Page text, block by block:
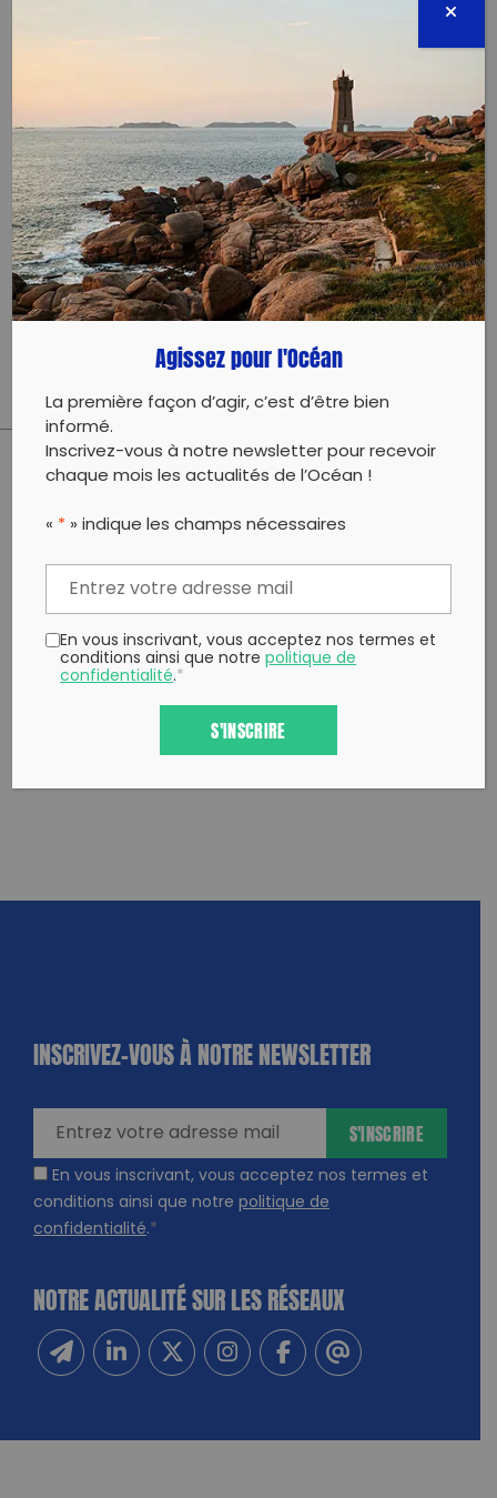
emeline.gonneau@planete-
Évènement proposé par :
Planète Sciences Mediterranée
Ramassage réalisé avec le jeune public ayant pour
objectif de les informer et les sensibiliser sur la
PARTAGER CET ARTICLE:
Partager sur Facebook
Copy to clipboard
INSCRIVEZ-VOUS À NOTRE NEWSLETTER
En vous inscrivant, vous acceptez nos termes et
conditions ainsi que notre politique de
confidentialité.*
S'INSCRIRE
NOTRE ACTUALITÉ SUR LES RÉSEAUX
Agissez pour l'Océan
La première façon d’agir, c’est d’être bien
informé.
Inscrivez-vous à notre newsletter pour recevoir
chaque mois les actualités de l’Océan !
« * » indique les champs nécessaires
En vous inscrivant, vous acceptez nos termes et
conditions ainsi que notrepolitique de
confidentialité.*
S'INSCRIRE